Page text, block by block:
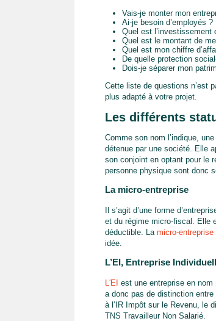
Vais-je monter mon
Ai-je besoin d’employés ?
Quel est l’investissement
Quel est le montant de
Quel est mon chiffre
De quelle protection
Dois-je séparer mon
Cette liste de questions n’est
plus adapté à votre projet.
Les différents
Comme son nom l’indique,
détenue par une société. Elle
son conjoint en optant pour le
personne physique sont donc
La micro-entreprise
Il s’agit d’une forme
et du régime micro-fiscal. Elle
déductible. La micro-entreprise
idée.
L’EI, Entreprise
L'EI est une entreprise en nom
a donc pas de distinction
à l’IR Impôt sur le Revenu, le
TNS Travailleur Non Salarié.